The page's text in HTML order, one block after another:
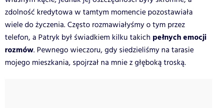
zdolność kredytowa w tamtym momencie pozostawiała
wiele do życzenia. Często rozmawiałyśmy o tym przez
telefon, a Patryk był świadkiem kilku takich pełnych emocji
rozmów. Pewnego wieczoru, gdy siedzieliśmy na tarasie
mojego mieszkania, spojrzał na mnie z głęboką troską.